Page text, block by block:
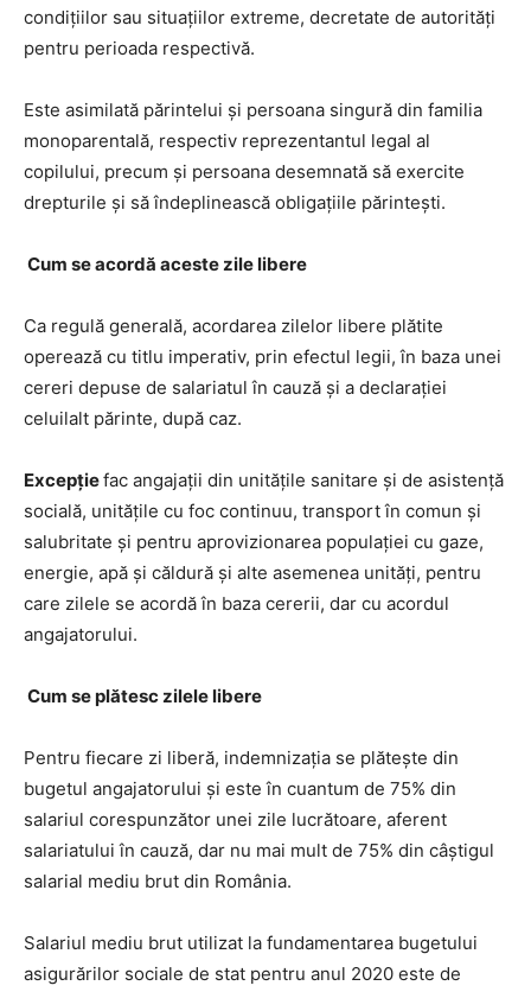
condițiilor sau situațiilor extreme, decretate de autorități
pentru perioada respectivă.
Este asimilată părintelui și persoana singură din familia
monoparentală, respectiv reprezentantul legal al
copilului, precum și persoana desemnată să exercite
drepturile și să îndeplinească obligațiile părintești.
Cum se acordă aceste zile libere
Ca regulă generală, acordarea zilelor libere plătite
operează cu titlu imperativ, prin efectul legii, în baza unei
cereri depuse de salariatul în cauză și a declarației
celuilalt părinte, după caz.
Excepțiefac angajații din unitățile sanitare și de asistență
socială, unitățile cu foc continuu, transport în comun și
salubritate și pentru aprovizionarea populației cu gaze,
energie, apă și căldură și alte asemenea unități, pentru
care zilele se acordă în baza cererii, dar cu acordul
angajatorului.
Cum se plătesc zilele libere
Pentru fiecare zi liberă, indemnizația se plătește din
bugetul angajatorului și este în cuantum de 75% din
salariul corespunzător unei zile lucrătoare, aferent
salariatului în cauză, dar nu mai mult de 75% din câștigul
salarial mediu brut din România.
Salariul mediu brut utilizat la fundamentarea bugetului
asigurărilor sociale de stat pentru anul 2020 este de